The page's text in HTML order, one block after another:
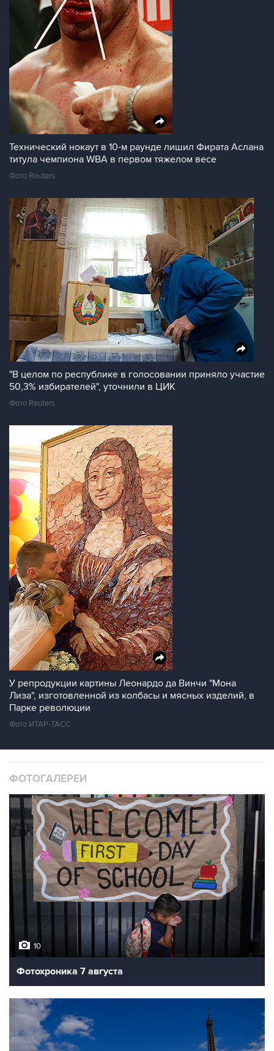
Технический нокаут в 10-м раунде лишил Фирата Аслана
титула чемпиона WBA в первом тяжелом весе
Фото Reuters
"В целом по республике в голосовании приняло участие
50,3% избирателей", уточнили в ЦИК
Фото Reuters
У репродукции картины Леонардо да Винчи "Мона
Лиза", изготовленной из колбасы и мясных изделий, в
Парке революции
Фото ИТАР-ТАСС
ФОТОГАЛЕРЕИ
10
Фотохроника 7 августа